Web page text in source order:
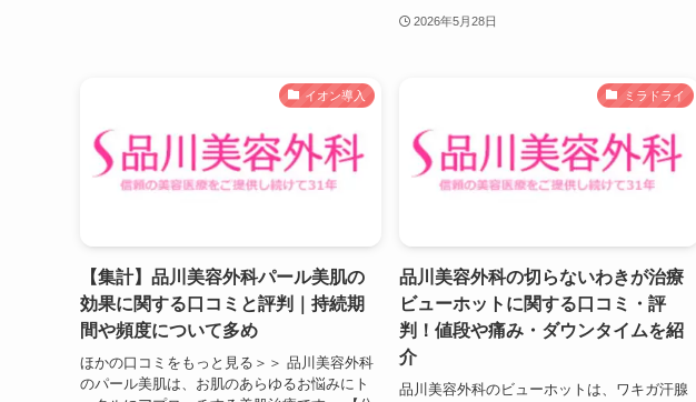
2026年5月28日
イオン導入
【集計】品川美容外科パール美肌の
効果に関する口コミと評判｜持続期
間や頻度について多め
ほかの口コミをもっと見る＞＞ 品川美容外科
のパール美肌は、お肌のあらゆるお悩みにト
ミラドライ
品川美容外科の切らないわきが治療
ビューホットに関する口コミ・評
判！値段や痛み・ダウンタイムを紹
介
品川美容外科のビューホットは、ワキガ汗腺